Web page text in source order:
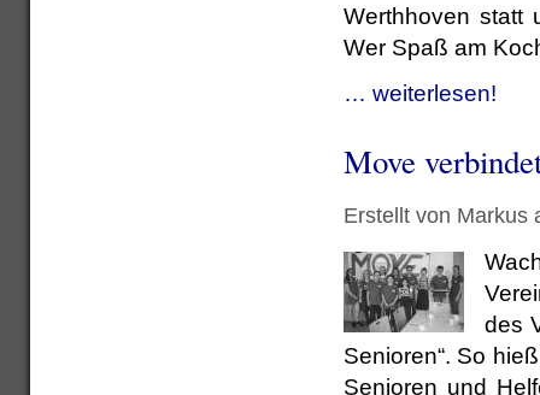
Werthhoven statt
Wer Spaß am
… weiterlesen!
Move
Erstellt von Markus
des
Senioren“. So
Senioren und